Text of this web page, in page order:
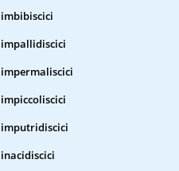
imbibiscici
impallidiscici
impermaliscici
impiccoliscici
imputridiscici
inacidiscici